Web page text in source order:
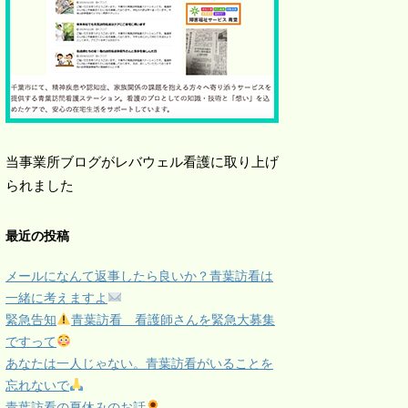
当事業所ブログがレバウェル看護に取り上げ
られました
最近の投稿
メールになんて返事したら良いか？青葉訪看は
一緒に考えますよ
緊急告知
青葉訪看 看護師さんを緊急大募集
ですって
あなたは一人じゃない。青葉訪看がいることを
忘れないで